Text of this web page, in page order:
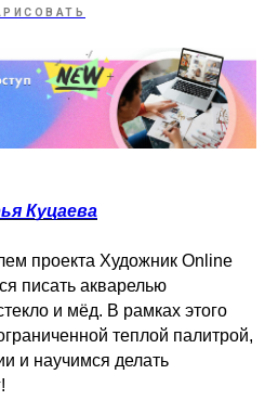
Куцаева
проекта Художник Online
писать акварелью
и мёд. В рамках этого
теплой палитрой,
и научимся делать